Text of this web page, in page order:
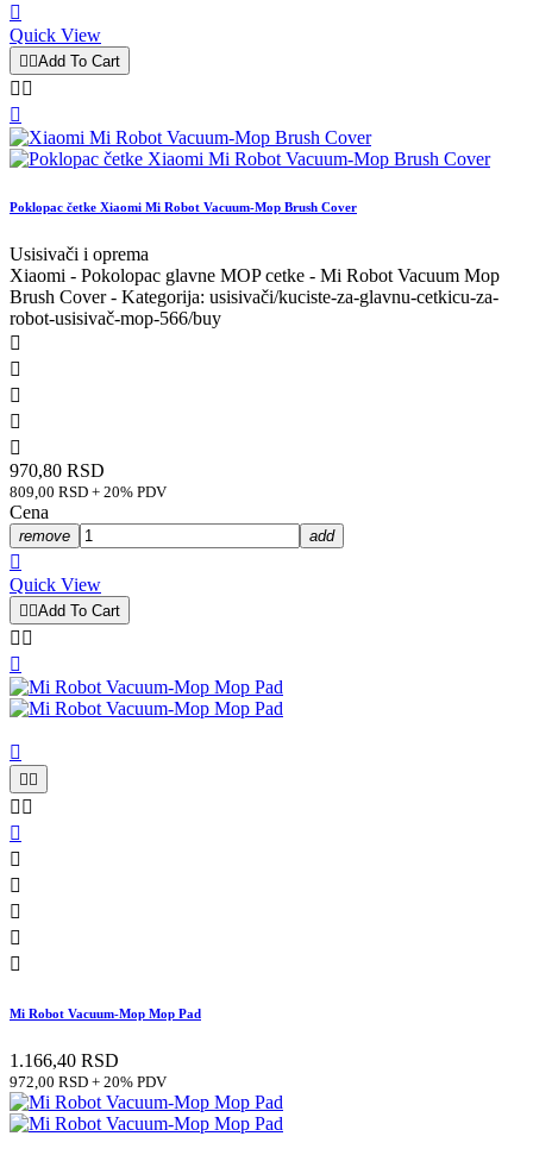

Quick View
 Add To Cart
 

Poklopac četke Xiaomi Mi Robot Vacuum-Mop Brush Cover
Usisivači i oprema
Xiaomi - Pokolopac glavne MOP cetke - Mi Robot Vacuum Mop
Brush Cover - Kategorija: usisivači/kuciste-za-glavnu-cetkicu-za-
robot-usisivač-mop-566/buy





970,80 RSD
809,00 RSD + 20% PDV
Cena
remove add

Quick View
 Add To Cart
 


 
 






Mi Robot Vacuum-Mop Mop Pad
1.166,40 RSD
972,00 RSD + 20% PDV